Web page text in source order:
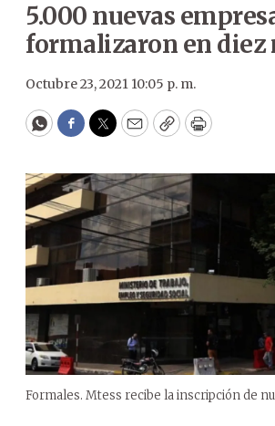
5.000 nuevas
formalizaron en diez
Octubre 23, 2021 10:05 p. m.
WhatsApp
Facebook
Twitter
EmailCopyPrint
Formales. Mtess recibe la inscripción de